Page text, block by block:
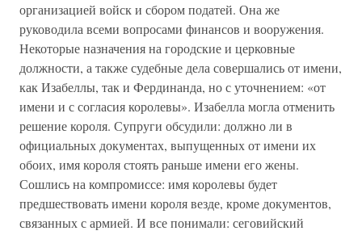
организацией войск и сбором податей. Она же
руководила всеми вопросами финансов и вооружения.
Некоторые назначения на городские и церковные
должности, а также судебные дела совершались от имени,
как Изабеллы, так и Фердинанда, но с уточнением: «от
имени и с согласия королевы». Изабелла могла отменить
решение короля. Супруги обсудили: должно ли в
официальных документах, выпущенных от имени их
обоих, имя короля стоять раньше имени его жены.
Сошлись на компромиссе: имя королевы будет
предшествовать имени короля везде, кроме документов,
связанных с армией. И все понимали: сеговийский